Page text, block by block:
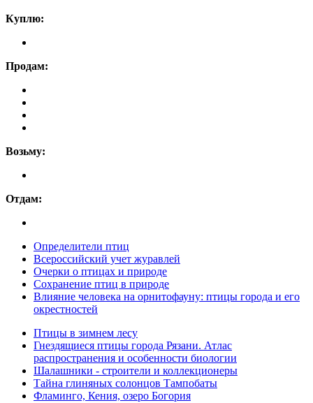
Куплю:
Продам:
Возьму:
Отдам:
Определители птиц
Всероссийский учет журавлей
Очерки о птицах и природе
Сохранение птиц в природе
Влияние человека на орнитофауну: птицы города и его
окрестностей
Птицы в зимнем лесу
Гнездящиеся птицы города Рязани. Атлас
распространения и особенности биологии
Шалашники - строители и коллекционеры
Тайна глиняных солонцов Тампобаты
Фламинго, Кения, озеро Богория